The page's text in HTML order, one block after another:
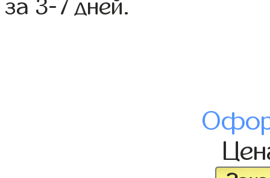
за 3-7 дней.